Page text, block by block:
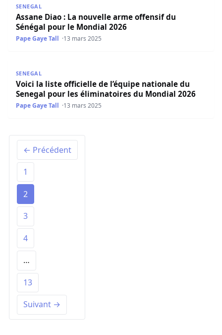
SENEGAL
Assane Diao : La nouvelle arme offensif du
Sénégal pour le Mondial 2026
Pape Gaye Tall 13 mars 2025
SENEGAL
Voici la liste officielle de l’équipe nationale du
Senegal pour les éliminatoires du Mondial 2026
Pape Gaye Tall 13 mars 2025
← Précédent
1
2
3
4
…
13
Suivant →